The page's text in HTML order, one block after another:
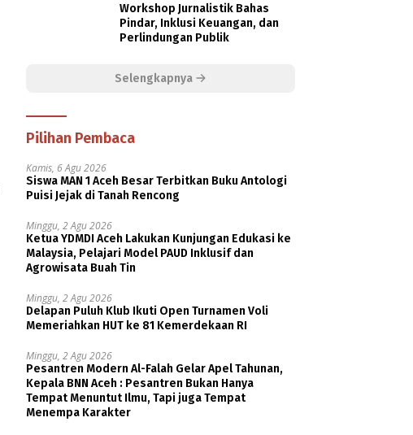
Workshop Jurnalistik Bahas
Pindar, Inklusi Keuangan, dan
Perlindungan Publik
Selengkapnya
Pilihan Pembaca
Kamis, 6 Agu 2026
Siswa MAN 1 Aceh Besar Terbitkan Buku Antologi
Puisi Jejak di Tanah Rencong
Minggu, 2 Agu 2026
Ketua YDMDI Aceh Lakukan Kunjungan Edukasi ke
Malaysia, Pelajari Model PAUD Inklusif dan
Agrowisata Buah Tin
Minggu, 2 Agu 2026
Delapan Puluh Klub Ikuti Open Turnamen Voli
Memeriahkan HUT ke 81 Kemerdekaan RI
Minggu, 2 Agu 2026
Pesantren Modern Al-Falah Gelar Apel Tahunan,
Kepala BNN Aceh : Pesantren Bukan Hanya
Tempat Menuntut Ilmu, Tapi juga Tempat
Menempa Karakter